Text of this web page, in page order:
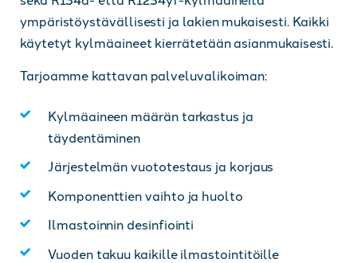
ympäristöystävällisesti ja lakien mukaisesti. Kaikki
käytetyt kylmäaineet kierrätetään asianmukaisesti.
Tarjoamme kattavan palveluvalikoiman:
Kylmäaineen määrän tarkastus ja
täydentäminen
Järjestelmän vuototestaus ja korjaus
Komponenttien vaihto ja huolto
Ilmastoinnin desinfiointi
Vuoden takuu kaikille ilmastointitöille